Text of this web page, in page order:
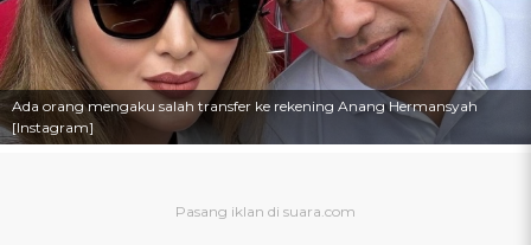
Ada orang mengaku salah transfer ke rekening Anang Hermansyah
[Instagram]